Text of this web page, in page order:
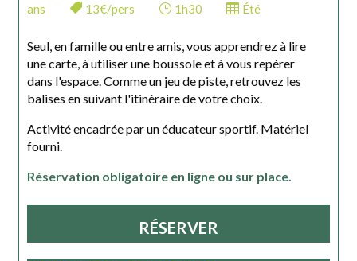
ans
13€/pers 1h30 Été
Seul, en famille ou entre amis, vous apprendrez à lire
une carte, à utiliser une boussole et à vous repérer
dans l'espace. Comme un jeu de piste, retrouvez les
balises en suivant l'itinéraire de votre choix.
Activité encadrée par un éducateur sportif. Matériel
fourni.
Réservation obligatoire en ligne ou sur place.
RÉSERVER